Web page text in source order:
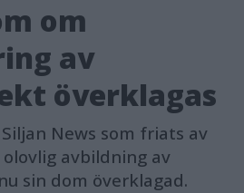
om
av
överklagas
News som friats av
avbildning av
sin dom överklagad.